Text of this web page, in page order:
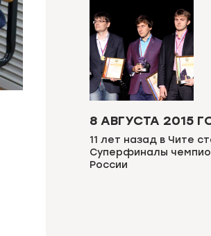
8 АВГУСТА 2015
11 лет назад в Чите
Суперфиналы
России